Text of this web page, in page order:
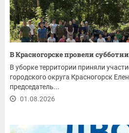
В Красногорске провели
В уборке территории приняли
городского округа Красногорск
председатель...
01.08.2026